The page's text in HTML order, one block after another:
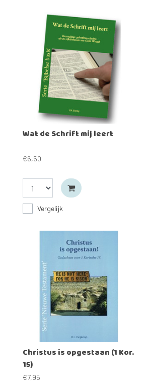
Wat de Schrift mij leert
€6,50
Vergelijk
Christus is opgestaan (1 Kor.
15)
€7,95